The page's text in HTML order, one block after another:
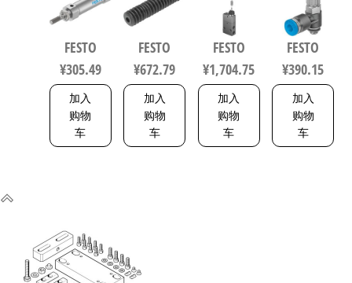
40mm 缸径
ISO 6432 /
CETOP RP 52
P 5216093
FESTO
¥305.49
加入
购物
车
保护套 行
符合ISO
6432 / ISO
15552
553463
FESTO
¥672.79
加入
购物
车
规格3 3877
FESTO
¥1,704.75
加入
购物
车
153505
FESTO
¥390.15
加入
购物
车